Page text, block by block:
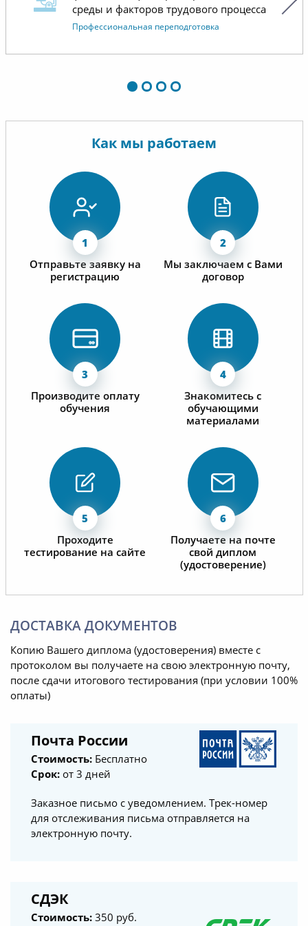
сотрудничество.
хорошо
среды и факторов трудового процесса
Профессиональная переподготовка
Как мы работаем
Отправьте заявку на
регистрацию
Мы заключаем с Вами
договор
Производите оплату
обучения
Знакомитесь с
обучающими
материалами
Проходите
тестирование на сайте
Получаете на почте
свой диплом
(удостоверение)
ДОСТАВКА ДОКУМЕНТОВ
Копию Вашего диплома (удостоверения) вместе с
протоколом вы получаете на свою электронную почту,
после сдачи итогового тестирования (при условии 100%
оплаты)
Почта России
Стоимость: Бесплатно
Срок: от 3 дней
Заказное письмо с уведомлением. Трек-номер
для отслеживания письма отправляется на
электронную почту.
СДЭК
Стоимость: 350 руб.